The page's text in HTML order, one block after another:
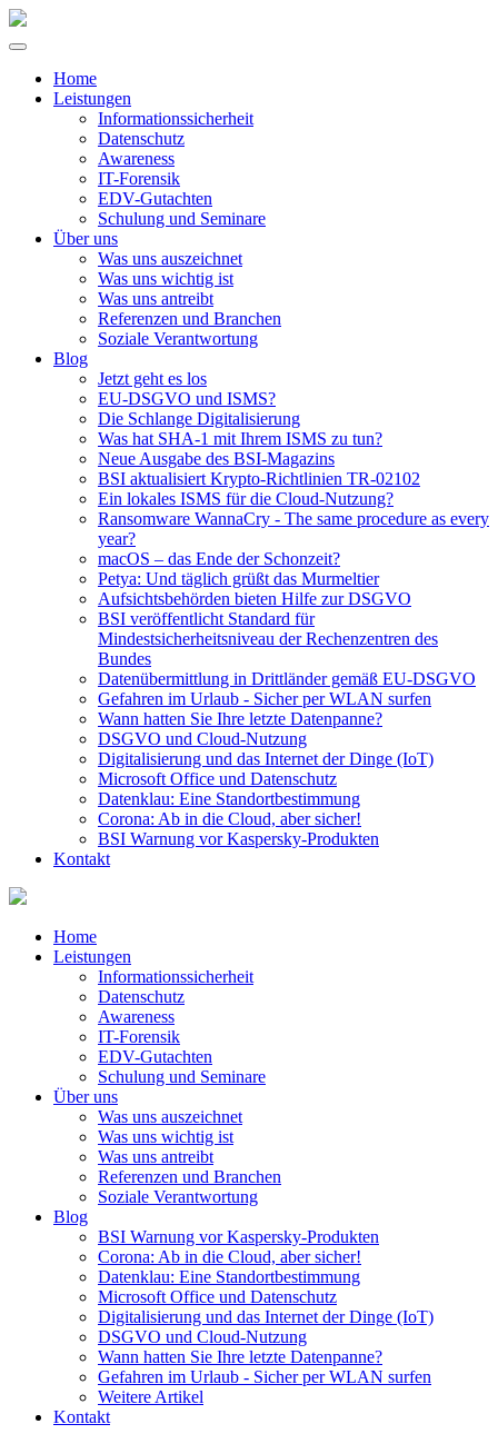
Home
Leistungen
Informationssicherheit
Datenschutz
Awareness
IT-Forensik
EDV-Gutachten
Schulung und Seminare
Über uns
Was uns auszeichnet
Was uns wichtig ist
Was uns antreibt
Referenzen und Branchen
Soziale Verantwortung
Blog
Jetzt geht es los
EU-DSGVO und ISMS?
Die Schlange Digitalisierung
Was hat SHA-1 mit Ihrem ISMS zu tun?
Neue Ausgabe des BSI-Magazins
BSI aktualisiert Krypto-Richtlinien TR-02102
Ein lokales ISMS für die Cloud-Nutzung?
Ransomware WannaCry - The same procedure as every
year?
macOS – das Ende der Schonzeit?
Petya: Und täglich grüßt das Murmeltier
Aufsichtsbehörden bieten Hilfe zur DSGVO
BSI veröffentlicht Standard für
Mindestsicherheitsniveau der Rechenzentren des
Bundes
Datenübermittlung in Drittländer gemäß EU-DSGVO
Gefahren im Urlaub - Sicher per WLAN surfen
Wann hatten Sie Ihre letzte Datenpanne?
DSGVO und Cloud-Nutzung
Digitalisierung und das Internet der Dinge (IoT)
Microsoft Office und Datenschutz
Datenklau: Eine Standortbestimmung
Corona: Ab in die Cloud, aber sicher!
BSI Warnung vor Kaspersky-Produkten
Kontakt
Home
Leistungen
Informationssicherheit
Datenschutz
Awareness
IT-Forensik
EDV-Gutachten
Schulung und Seminare
Über uns
Was uns auszeichnet
Was uns wichtig ist
Was uns antreibt
Referenzen und Branchen
Soziale Verantwortung
Blog
BSI Warnung vor Kaspersky-Produkten
Corona: Ab in die Cloud, aber sicher!
Datenklau: Eine Standortbestimmung
Microsoft Office und Datenschutz
Digitalisierung und das Internet der Dinge (IoT)
DSGVO und Cloud-Nutzung
Wann hatten Sie Ihre letzte Datenpanne?
Gefahren im Urlaub - Sicher per WLAN surfen
Weitere Artikel
Kontakt